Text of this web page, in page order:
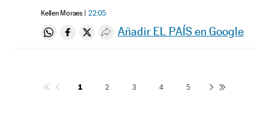
Kellen Moraes 22:05
Compartir en Whatsapp
Compartir en Facebook
Compartir en Twitter
Desplegar Redes Sociales
Añadir EL PAÍS en Google
1 2 3 4 5